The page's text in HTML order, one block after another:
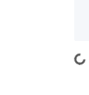
Loading...